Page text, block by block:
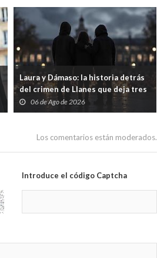
Laura y Dámaso: la historia detrás
del crimen de Llanes que deja tres
hijos huérfanos
06 de Ago de 2026
Los comentarios están moderados.
Introduce el código Captcha